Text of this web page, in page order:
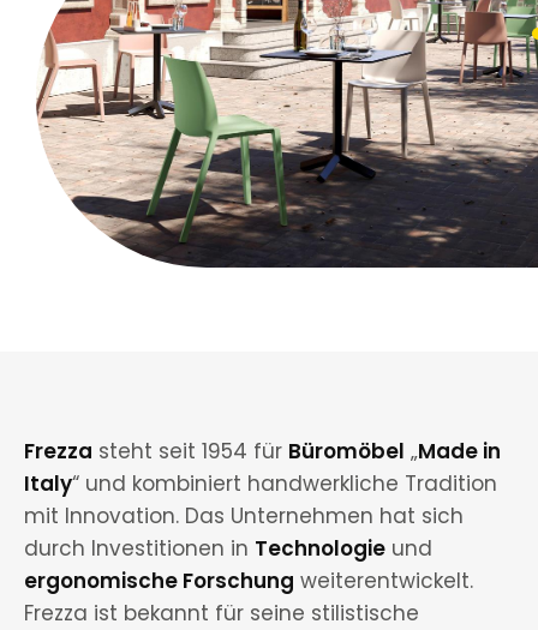
Frezza steht seit 1954 für Büromöbel „Made in
Italy“ und kombiniert handwerkliche Tradition
mit Innovation. Das Unternehmen hat sich
durch Investitionen in Technologie und
ergonomische Forschung weiterentwickelt.
Frezza ist bekannt für seine stilistische